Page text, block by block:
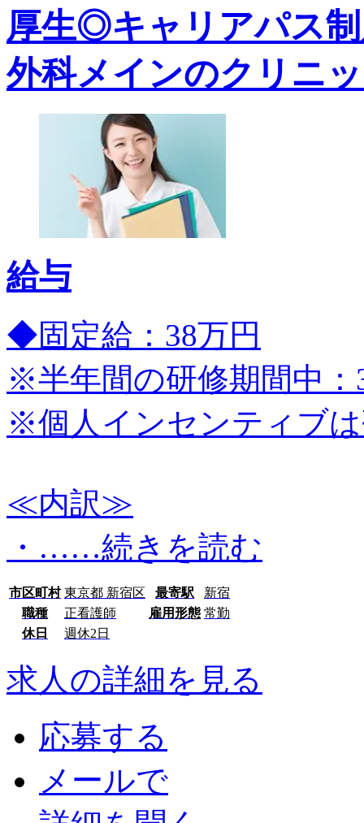
厚生◎キャリアパス
外科メインのクリニ
給与
◆固定給：38万円
※半年間の研修期間中：
※個人インセンティブ
≪内訳≫
・……続きを読む
市区町村 東京都 新宿区 最寄駅
新宿
職種
正看護師 雇用形態 常勤
休日
週休2日
求人の詳細を見る
応募する
メールで